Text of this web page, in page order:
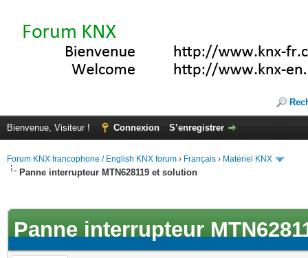
Bienvenue, Visiteur ! Connexion S’enregistrer
Forum KNX francophone / English KNX forum › Français › Matériel KNX
Panne interrupteur MTN628119 et solution
Panne interrupteur